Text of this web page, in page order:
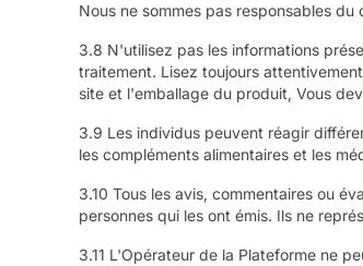
Nous ne sommes pas responsables
3.8 N'utilisez pas les informations
traitement. Lisez toujours
site et l'emballage du produit, Vous
3.9 Les individus peuvent réagir
les compléments alimentaires et les
3.10 Tous les avis, commentaires ou
personnes qui les ont émis. Ils ne
3.11 L'Opérateur de la Plateforme ne